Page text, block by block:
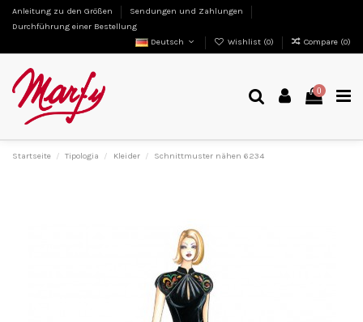
Anleitung zu den Größen
Sendungen und Zahlungen
Durchführung einer Bestellung
Deutsch
Wishlist (0) Compare (0)
0
Startseite Tipologia Kleider Schnittmuster nähen 6234